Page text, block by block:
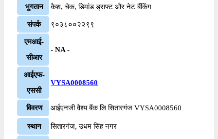
भुगतान कैश, चेक, डिमांड ड्राफ्ट और नेट बैंकिंग
संपर्क ९०३८००२२९९
एमआई-
सीआर
- NA -
आईएफ-
एससी
VYSA0008560
विवरण आईएनजी वैश्य बैंक लि सितारगंज VYSA0008560
स्थान सितारगंज, उधम सिंह नगर